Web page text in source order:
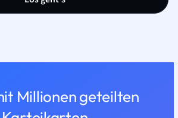
Millionen geteilten